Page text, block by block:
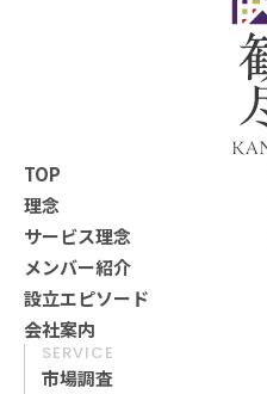
TOP
TOP
理念
理念
サービス理念
サービス理念
メンバー紹介
メンバー紹介
設立エピソード
設立エピソード
会社案内
会社案内
SERVICE
市場調査